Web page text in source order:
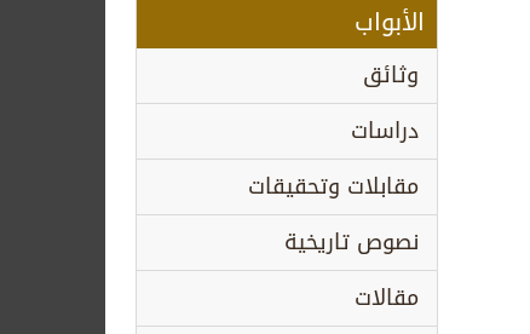
الأبواب
وثائق
دراسات
مقابلات وتحقيقات
نصوص تاريخية
مقالات